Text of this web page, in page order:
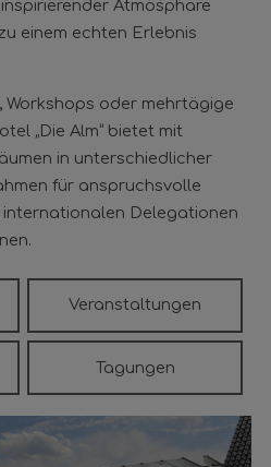
Atmosphäre
einem echten Erlebnis
Workshops oder mehrtägige
„Die Alm“ bietet mit
in unterschiedlicher
für anspruchsvolle
internationalen Delegationen
Veranstaltungen
Tagungen